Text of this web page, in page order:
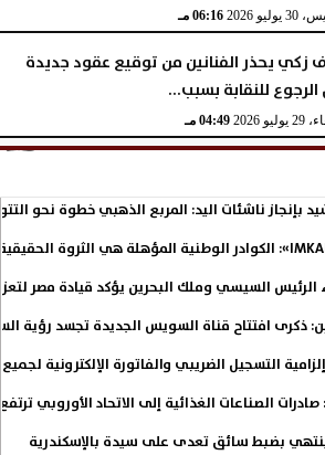
2026 06:16 مـ
زكي يحذر الفنانين من توقيع عقود جديدة
للنقابة بسبب...
2026 04:49 مـ
بإنجاز ناشئات اليد: المربع الذهبي خطوة نحو
السيسي وملك البحرين يؤكد قيادة مصر
ذكرى افتتاح قناة السويس الجديدة تجسد رؤية
التسجيل الضريبي والفاتورة الإلكترونية
الغذائية إلى الاتحاد الأوروبي ترتفع 15.4% خلال النصف الأول من
بضبط سائق تعدى على سيدة بالإسكندرية